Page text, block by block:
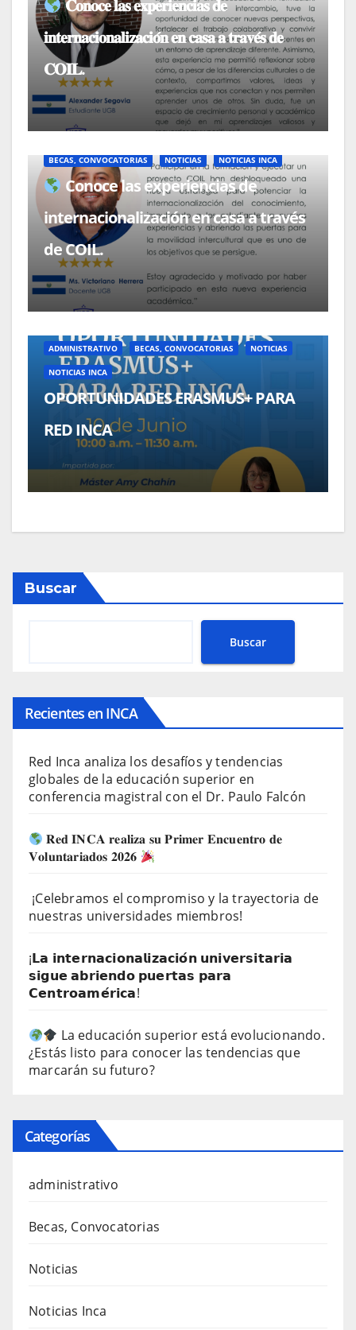
𝐂𝐨𝐧𝐨𝐜𝐞 𝐥𝐚𝐬 𝐞𝐱𝐩𝐞𝐫𝐢𝐞𝐧𝐜𝐢𝐚𝐬 𝐝𝐞
𝐢𝐧𝐭𝐞𝐫𝐧𝐚𝐜𝐢𝐨𝐧𝐚𝐥𝐢𝐳𝐚𝐜𝐢𝐨́𝐧 𝐞𝐧 𝐜𝐚𝐬𝐚 𝐚 𝐭𝐫𝐚𝐯𝐞́𝐬 𝐝𝐞
𝐂𝐎𝐈𝐋.
BECAS, CONVOCATORIAS NOTICIAS NOTICIAS INCA
Conoce las experiencias de
internacionalización en casa a través
de COIL.
ADMINISTRATIVO BECAS, CONVOCATORIAS NOTICIAS
NOTICIAS INCA
OPORTUNIDADES ERASMUS+ PARA
RED INCA
Buscar
Buscar
Recientes en INCA
Red Inca analiza los desafíos y tendencias
globales de la educación superior en
conferencia magistral con el Dr. Paulo Falcón
𝐑𝐞𝐝 𝐈𝐍𝐂𝐀 𝐫𝐞𝐚𝐥𝐢𝐳𝐚 𝐬𝐮 𝐏𝐫𝐢𝐦𝐞𝐫 𝐄𝐧𝐜𝐮𝐞𝐧𝐭𝐫𝐨 𝐝𝐞
𝐕𝐨𝐥𝐮𝐧𝐭𝐚𝐫𝐢𝐚𝐝𝐨𝐬 𝟐𝟎𝟐𝟔
¡Celebramos el compromiso y la trayectoria de
nuestras universidades miembros!
¡𝗟𝗮 𝗶𝗻𝘁𝗲𝗿𝗻𝗮𝗰𝗶𝗼𝗻𝗮𝗹𝗶𝘇𝗮𝗰𝗶𝗼́𝗻 𝘂𝗻𝗶𝘃𝗲𝗿𝘀𝗶𝘁𝗮𝗿𝗶𝗮
𝘀𝗶𝗴𝘂𝗲 𝗮𝗯𝗿𝗶𝗲𝗻𝗱𝗼 𝗽𝘂𝗲𝗿𝘁𝗮𝘀 𝗽𝗮𝗿𝗮
𝗖𝗲𝗻𝘁𝗿𝗼𝗮𝗺𝗲́𝗿𝗶𝗰𝗮!
La educación superior está evolucionando.
¿Estás listo para conocer las tendencias que
marcarán su futuro?
Categorías
administrativo
Becas, Convocatorias
Noticias
Noticias Inca